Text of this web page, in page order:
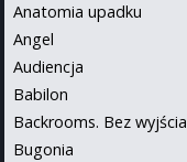
Anatomia upadku
Angel
Audiencja
Babilon
Backrooms. Bez wyjścia
Bugonia